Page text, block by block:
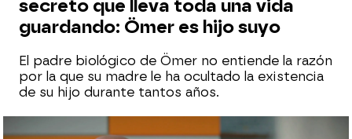
secreto que lleva toda una vida
guardando: Ömer es hijo suyo
El padre biológico de Ömer no entiende la razón
por la que su madre le ha ocultado la existencia
de su hijo durante tantos años.